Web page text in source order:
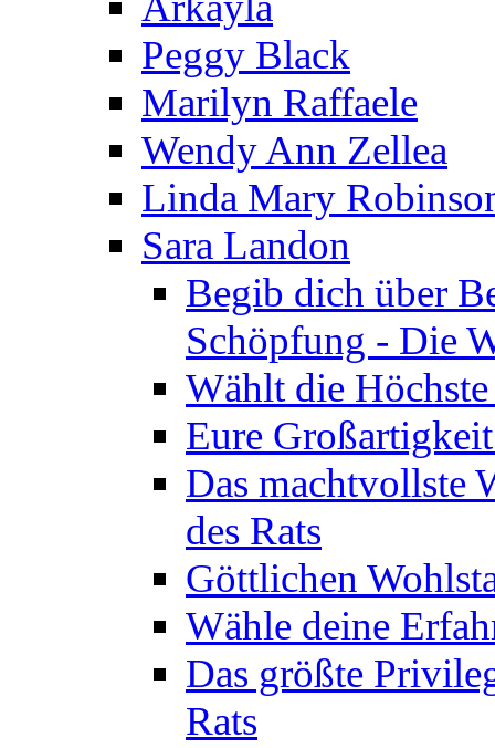
Peggy Black
Marilyn Raffaele
Wendy Ann Zellea
Linda Mary
Sara Landon
Begib dich über
Schöpfung - Die
Wählt die
Eure
Das machtvollste
des Rats
Göttlichen
Wähle deine
Das größte
Rats